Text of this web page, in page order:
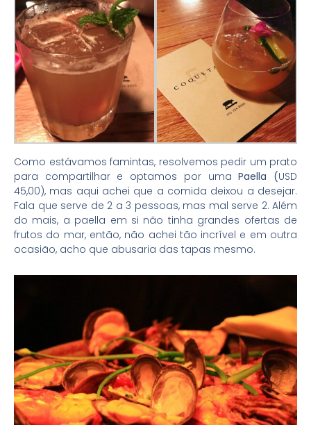
Como estávamos famintas, resolvemos pedir um prato
para compartilhar e optamos por umaPaella (USD
45,00), mas aqui achei que a comida deixou a desejar.
Fala que serve de 2 a 3 pessoas, mas mal serve 2. Além
do mais, a paella em si não tinha grandes ofertas de
frutos do mar, então, não achei tão incrível e em outra
ocasião, acho que abusaria das tapas mesmo.